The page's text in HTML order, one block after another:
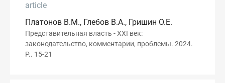
article
Платонов В.М., Глебов В.А., Гришин О.Е.
Представительная власть - XXI век:
законодательство, комментарии, проблемы. 2024.
P.. 15-21